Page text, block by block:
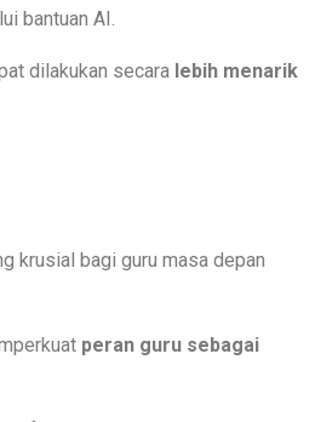
bantuan AI.
dilakukan secara lebih menarik
krusial bagi guru masa depan
peran guru sebagai